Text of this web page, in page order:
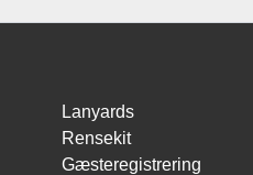
Lanyards
Rensekit
Gæsteregistrering